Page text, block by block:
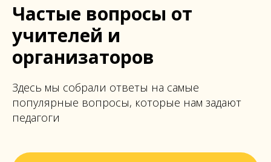
Частые вопросы от
учителей и
организаторов
Здесь мы собрали ответы на самые
популярные вопросы, которые нам задают
педагоги